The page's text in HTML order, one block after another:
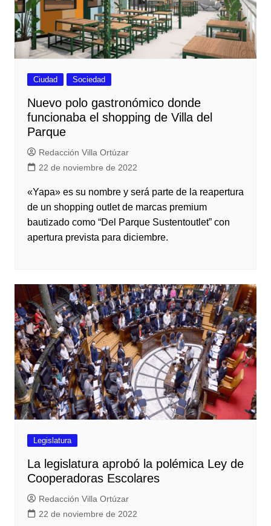
Ciudad Sociedad
Nuevo polo gastronómico donde
funcionaba el shopping de Villa del
Parque
Redacción Villa Ortúzar
22 de noviembre de 2022
«Yapa» es su nombre y será parte de la reapertura
de un shopping outlet de marcas premium
bautizado como “Del Parque Sustentoutlet” con
apertura prevista para diciembre.
Legislatura
La legislatura aprobó la polémica Ley de
Cooperadoras Escolares
Redacción Villa Ortúzar
22 de noviembre de 2022